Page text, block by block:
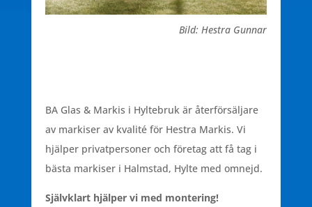
Bild: Hestra Gunnar
BA Glas & Markis i Hyltebruk är återförsäljare
av markiser av kvalité för Hestra Markis. Vi
hjälper privatpersoner och företag att få tag i
bästa markiser i Halmstad, Hylte med omnejd.
Självklart hjälper vi med montering!